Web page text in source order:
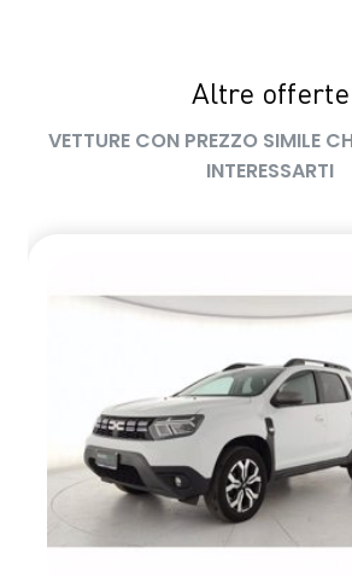
Altre offerte
VETTURE CON PREZZO SIMILE
INTERESSARTI